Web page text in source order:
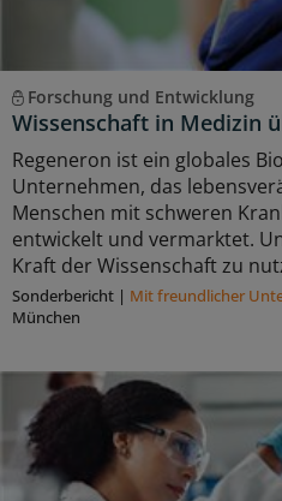
Forschung und Entwicklung
Wissenschaft in Medizin
Regeneron ist ein globales
Unternehmen, das
Menschen mit schweren
entwickelt und vermarktet.
Kraft der Wissenschaft zu
Sonderbericht | Mit freundlicher
München